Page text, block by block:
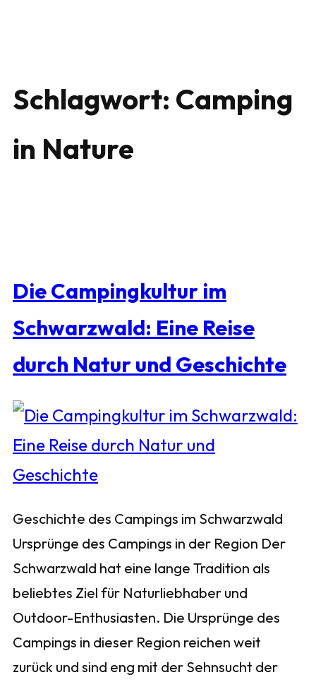
Schlagwort: Camping
in Nature
Die Campingkultur im
Schwarzwald: Eine Reise
durch Natur und Geschichte
Geschichte des Campings im Schwarzwald
Ursprünge des Campings in der Region Der
Schwarzwald hat eine lange Tradition als
beliebtes Ziel für Naturliebhaber und
Outdoor-Enthusiasten. Die Ursprünge des
Campings in dieser Region reichen weit
zurück und sind eng mit der Sehnsucht der